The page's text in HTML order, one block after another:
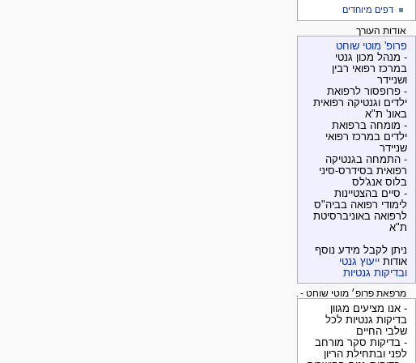
דפים מיוחדים
אודות העורך
פרופ' מוטי שוחט
- מנהל מכון גנטי
במרכז רפואי רבין
ושניידר
- פרופסור לרפואת
ילדים וגנטיקה רפואית
באונ' ת"א
- מומחה ברפואת
ילדים במרכז רפואי
שניידר
- התמחה בגנטיקה
רפואית בסידרס-סיני
בלוס אנג'לס
- סיים בהצטיינות
לימודי רפואה בביה"ס
לרפואה באוניברסיטת
ת"א
ניתן לקבל מידע נוסף
אודות ייעוץ גנטי
ובדיקות גנטיות
מרפאת פרופ׳ מוטי שוחט - בדיקות גנטיות
- אנו מציעים מגוון
בדיקות גנטיות לכל
שלבי החיים
- בדיקות סקר מורחב
לפני ובתחילת הריון